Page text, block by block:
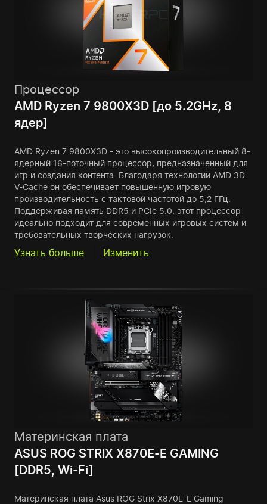
Процессор
AMD Ryzen 7 9800X3D [до 5.2GHz, 8
ядер]
AMD Ryzen 7 9800X3D - это высокопроизводительный 8-
ядерный 16-поточный процессор, предназначенный для
игр и создания контента. Благодаря технологии AMD 3D
V-Cache он обеспечивает повышенную игровую
производительность с тактовой частотой до 5,2 ГГц.
Поддерживая память DDR5 и PCIe 5.0, этот процессор
идеально подходит для современных игровых систем и
требовательных творческих нагрузок.
Узнать больше Изменить
Материнская плата
ASUS ROG STRIX X870E-E GAMING
[DDR5, Wi-Fi]
Материнская плата Asus ROG Strix X870E-E Gaming